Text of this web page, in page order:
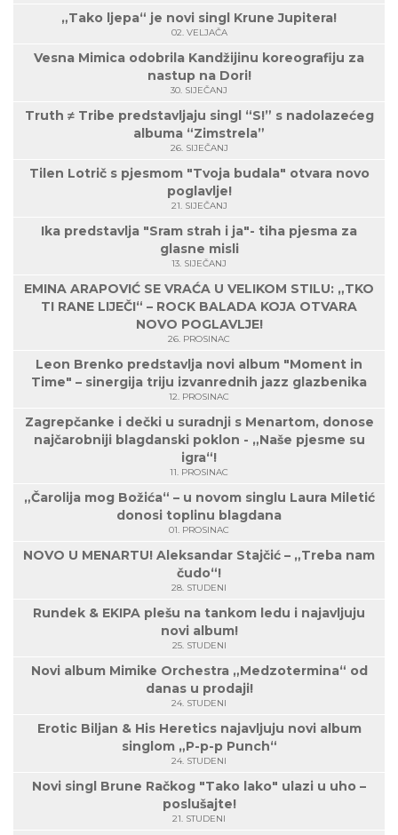
„Tako ljepa“ je novi singl Krune Jupitera!
02. VELJAČA
Vesna Mimica odobrila Kandžijinu koreografiju za
nastup na Dori!
30. SIJEČANJ
Truth ≠ Tribe predstavljaju singl “S!” s nadolazećeg
albuma “Zimstrela”
26. SIJEČANJ
Tilen Lotrič s pjesmom "Tvoja budala" otvara novo
poglavlje!
21. SIJEČANJ
Ika predstavlja "Sram strah i ja"- tiha pjesma za
glasne misli
13. SIJEČANJ
EMINA ARAPOVIĆ SE VRAĆA U VELIKOM STILU: „TKO
TI RANE LIJEČI“ – ROCK BALADA KOJA OTVARA
NOVO POGLAVLJE!
26. PROSINAC
Leon Brenko predstavlja novi album "Moment in
Time" – sinergija triju izvanrednih jazz glazbenika
12. PROSINAC
Zagrepčanke i dečki u suradnji s Menartom, donose
najčarobniji blagdanski poklon - „Naše pjesme su
igra“!
11. PROSINAC
„Čarolija mog Božića“ – u novom singlu Laura Miletić
donosi toplinu blagdana
01. PROSINAC
NOVO U MENARTU! Aleksandar Stajčić – „Treba nam
čudo“!
28. STUDENI
Rundek & EKIPA plešu na tankom ledu i najavljuju
novi album!
25. STUDENI
Novi album Mimike Orchestra „Medzotermina“ od
danas u prodaji!
24. STUDENI
Erotic Biljan & His Heretics najavljuju novi album
singlom „P-p-p Punch“
24. STUDENI
Novi singl Brune Račkog "Tako lako" ulazi u uho –
poslušajte!
21. STUDENI